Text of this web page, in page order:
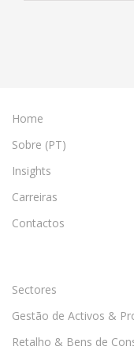
Home
Sobre (PT)
Insights
Carreiras
Contactos
Sectores
Gestão de Activos &
Retalho & Bens de